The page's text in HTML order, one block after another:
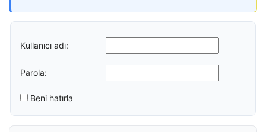
Kullanıcı adı:
Parola:
Beni hatırla